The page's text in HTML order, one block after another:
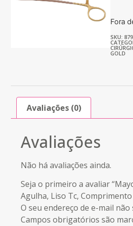
Fora
SKU:
GOLD
Avaliações (0)
Avaliações
Não há avaliações ainda.
Seja o primeiro a avaliar
Agulha, Liso Tc, Comprimento
O seu endereço de e-mail
Campos obrigatórios são